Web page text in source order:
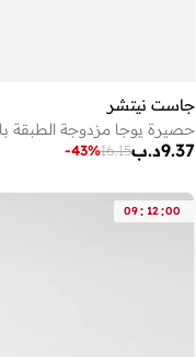
جاست نيتشر
حصيرة يوجا مزدوجة الطبقة
د.ب9.37
16.15
-43%
09: 12 :00